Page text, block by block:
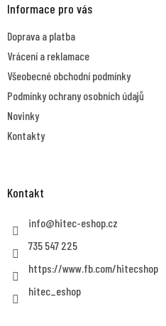
Informace pro vás
Doprava a platba
Vrácení a reklamace
Všeobecné obchodní podmínky
Podmínky ochrany osobních údajů
Novinky
Kontakty
Kontakt
info@hitec-eshop.cz
735 547 225
https://www.fb.com/hitecshop
hitec_eshop